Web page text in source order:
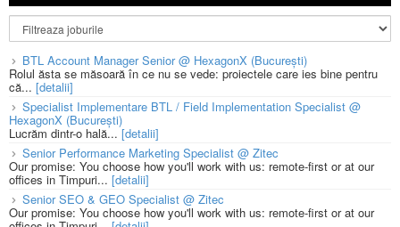
BTL Account Manager Senior @ HexagonX (București)
Rolul ăsta se măsoară în ce nu se vede: proiectele care ies bine pentru
că... [detalii]
Specialist Implementare BTL / Field Implementation Specialist @
HexagonX (București)
Lucrăm dintr-o hală...[detalii]
Senior Performance Marketing Specialist @ Zitec
Our promise: You choose how you'll work with us: remote-first or at our
offices in Timpuri... [detalii]
Senior SEO & GEO Specialist @ Zitec
Our promise: You choose how you'll work with us: remote-first or at our